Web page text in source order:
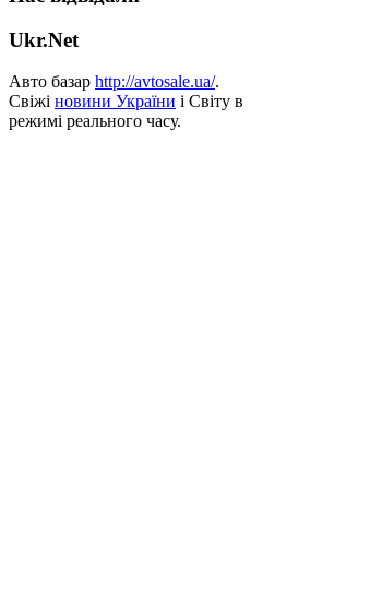
Ukr.Net
Авто базар http://avtosale.ua/.
Свіжі новини України і Світу в
режимі реального часу.